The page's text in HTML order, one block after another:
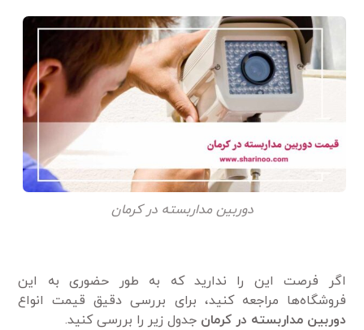
دوربین مداربسته در کرمان
اگر فرصت این را ندارید که به طور حضوری به این
فروشگاه‌ها مراجعه کنید، برای بررسی دقیق قیمت انواع
دوربین مداربسته در کرمانجدول زیر را بررسی کنید.